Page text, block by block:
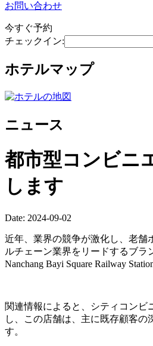
お問い合わせ
今すぐ予約
チェックイン:
ホテルマップ
ニュース
都市型コンビニ
します
Date: 2024-09-02
近年、業界の競争が激化し、老舗
ルチェーン業界をリードするブ
Nanchang Bayi Square Railway
関連情報によると、シティコンビ
し、この店舗は、主に既存顧客
す。